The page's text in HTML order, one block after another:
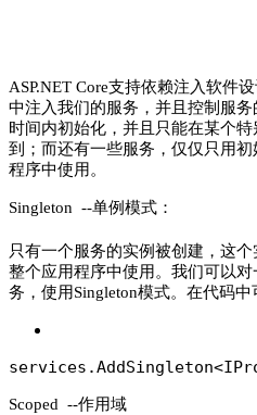
ASP.NET Core支持依赖注入软件
中注入我们的服务，并且控制服
时间内初始化，并且只能在某个
到；而还有一些服务，仅仅只用
程序中使用。
Singleton --单例模式：
只有一个服务的实例被创建，这
整个应用程序中使用。我们可以
务，使用Singleton模式。在代码中
Scoped --作用域